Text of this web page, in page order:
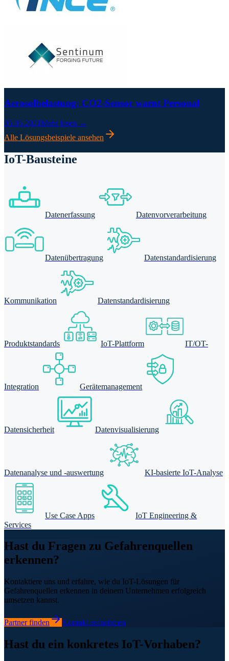
Aerosolbelastung: CO2-Sensor warnt Personal
05.05.2021Mehr lesen →
Alle Lösungsbeispiele ansehen
IoT-Bausteine
Datenerfassung Datenvorverarbeitung
Datenübertragung Datenstandardisierung
Kommunikation Datenstandardisierung
Produktstandards IoT-Plattform IT/OT-
Integration Gerätemanagement
Datensicherheit Datenvisualisierung
Datenanalyse und -auswertung KI-basierte IoT-Analyse
Use Case Apps
IoT Engineering &
Services
Hast du Fragen zu Gefahrenquellen
erkennen?
Kontaktiere uns und erfahre, wie du IoT-Lösungen für
Gefahrenquellen erkennen in deinem Unternehmen erfolgreich
umsetzen kannst.
Partner finden Kontakt aufnehmen
Hast du ein konkretes IoT-Vorhaben?